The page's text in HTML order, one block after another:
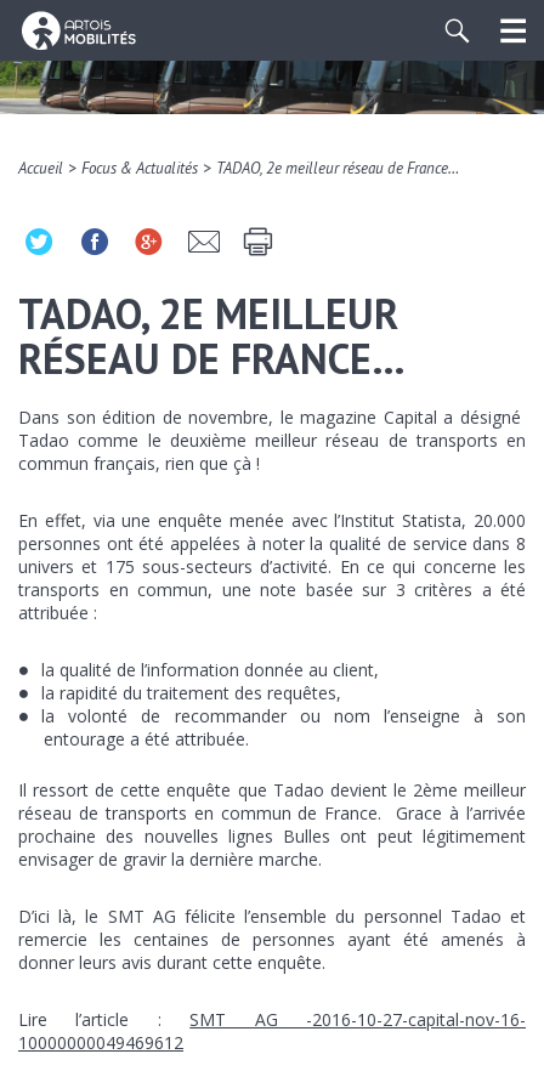
Accueil > Focus & Actualités > TADAO, 2e meilleur réseau de France…
TADAO, 2E MEILLEUR
RÉSEAU DE FRANCE…
Dans son édition de novembre, le magazine Capital a désigné
Tadao comme le deuxième meilleur réseau de transports en
commun français, rien que çà !
En effet, via une enquête menée avec l’Institut Statista, 20.000
personnes ont été appelées à noter la qualité de service dans 8
univers et 175 sous-secteurs d’activité. En ce qui concerne les
transports en commun, une note basée sur 3 critères a été
attribuée :
la qualité de l’information donnée au client,
la rapidité du traitement des requêtes,
la volonté de recommander ou nom l’enseigne à son
entourage a été attribuée.
Il ressort de cette enquête que Tadao devient le 2ème meilleur
réseau de transports en commun de France. Grace à l’arrivée
prochaine des nouvelles lignes Bulles ont peut légitimement
envisager de gravir la dernière marche.
D’ici là, le SMT AG félicite l’ensemble du personnel Tadao et
remercie les centaines de personnes ayant été amenés à
donner leurs avis durant cette enquête.
Lire l’article :SMT AG -2016-10-27-capital-nov-16-
10000000049469612